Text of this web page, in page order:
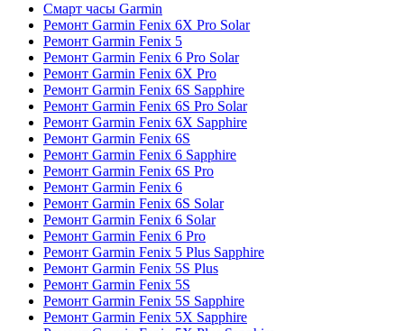
Смарт часы Garmin
Ремонт Garmin Fenix 6X Pro Solar
Ремонт Garmin Fenix 5
Ремонт Garmin Fenix 6 Pro Solar
Ремонт Garmin Fenix 6X Pro
Ремонт Garmin Fenix 6S Sapphire
Ремонт Garmin Fenix 6S Pro Solar
Ремонт Garmin Fenix 6X Sapphire
Ремонт Garmin Fenix 6S
Ремонт Garmin Fenix 6 Sapphire
Ремонт Garmin Fenix 6S Pro
Ремонт Garmin Fenix 6
Ремонт Garmin Fenix 6S Solar
Ремонт Garmin Fenix 6 Solar
Ремонт Garmin Fenix 6 Pro
Ремонт Garmin Fenix 5 Plus Sapphire
Ремонт Garmin Fenix 5S Plus
Ремонт Garmin Fenix 5S
Ремонт Garmin Fenix 5S Sapphire
Ремонт Garmin Fenix 5X Sapphire